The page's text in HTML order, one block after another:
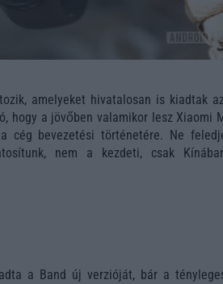
amelyeket hivatalosan is kiadtak
hogy a jövőben valamikor lesz Xiaomi
cég bevezetési történetére. Ne
nem a kezdeti, csak
a Band új verzióját, bár a